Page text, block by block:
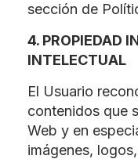
sección de
4. PROPIEDAD
INTELECTUAL
El Usuario
contenidos que
Web y en
imágenes,